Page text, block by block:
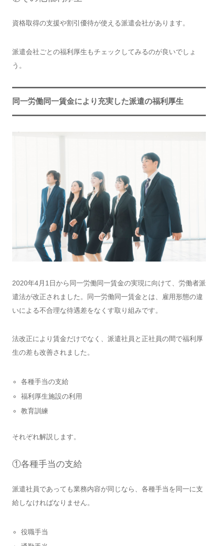
資格取得の支援や割引優待が使える派遣会社があります。
派遣会社ごとの福利厚生もチェックしてみるのが良いでしょ
う。
同一労働同一賃金により充実した派遣の福利厚生
2020年4月1日から同一労働同一賃金の実現に向けて、労働者派
遣法が改正されました。同一労働同一賃金とは、雇用形態の違
いによる不合理な待遇差をなくす取り組みです。
法改正により賃金だけでなく、派遣社員と正社員の間で福利厚
生の差も改善されました。
各種手当の支給
福利厚生施設の利用
教育訓練
それぞれ解説します。
①各種手当の支給
派遣社員であっても業務内容が同じなら、各種手当を同一に支
給しなければなりません。
役職手当